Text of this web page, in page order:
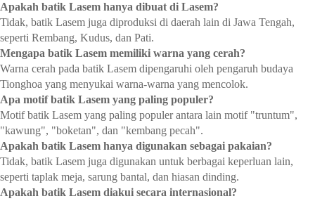
Apakah batik Lasem hanya dibuat di Lasem?
Tidak, batik Lasem juga diproduksi di daerah lain di Jawa Tengah,
seperti Rembang, Kudus, dan Pati.
Mengapa batik Lasem memiliki warna yang cerah?
Warna cerah pada batik Lasem dipengaruhi oleh pengaruh budaya
Tionghoa yang menyukai warna-warna yang mencolok.
Apa motif batik Lasem yang paling populer?
Motif batik Lasem yang paling populer antara lain motif "truntum",
"kawung", "boketan", dan "kembang pecah".
Apakah batik Lasem hanya digunakan sebagai pakaian?
Tidak, batik Lasem juga digunakan untuk berbagai keperluan lain,
seperti taplak meja, sarung bantal, dan hiasan dinding.
Apakah batik Lasem diakui secara internasional?